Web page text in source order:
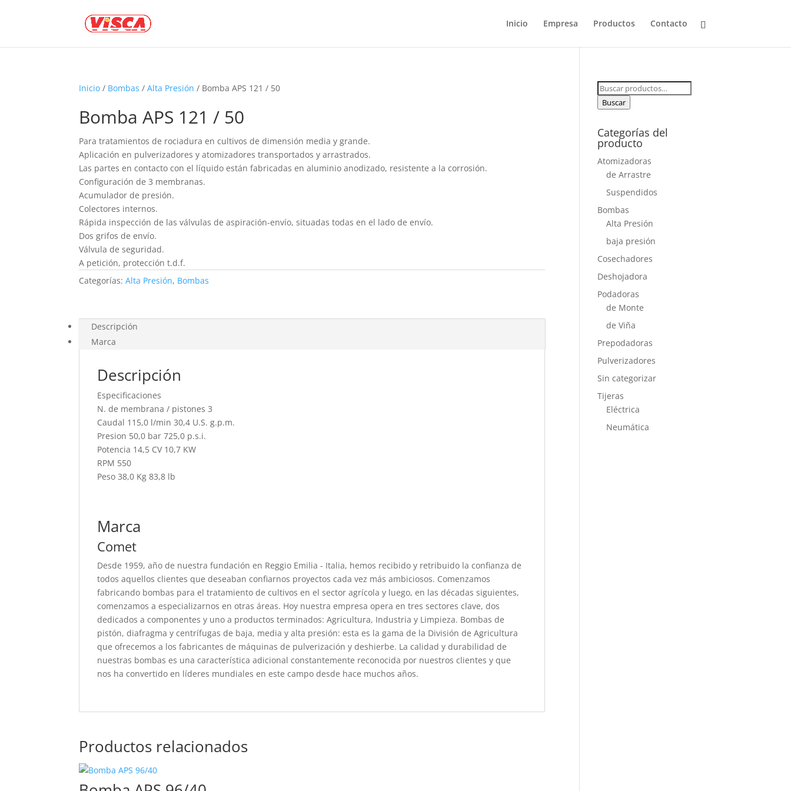
Inicio Empresa Productos Contacto
Inicio / Bombas /Alta Presión / Bomba APS 121 / 50
Bomba APS 121 / 50
Para tratamientos de rociadura en cultivos de dimensión media y grande.
Aplicación en pulverizadores y atomizadores transportados y arrastrados.
Las partes en contacto con el líquido están fabricadas en aluminio anodizado, resistente a la corrosión.
Configuración de 3 membranas.
Acumulador de presión.
Colectores internos.
Rápida inspección de las válvulas de aspiración-envío, situadas todas en el lado de envío.
Dos grifos de envío.
Válvula de seguridad.
A petición, protección t.d.f.
Categorías:Alta Presión, Bombas
Descripción
Marca
Descripción
Especificaciones
N. de membrana / pistones 3
Caudal 115,0 l/min 30,4 U.S. g.p.m.
Presion 50,0 bar 725,0 p.s.i.
Potencia 14,5 CV 10,7 KW
RPM 550
Peso 38,0 Kg 83,8 lb
Marca
Comet
Desde 1959, año de nuestra fundación en Reggio Emilia - Italia, hemos recibido y retribuido la confianza de
todos aquellos clientes que deseaban confiarnos proyectos cada vez más ambiciosos. Comenzamos
fabricando bombas para el tratamiento de cultivos en el sector agrícola y luego, en las décadas siguientes,
comenzamos a especializarnos en otras áreas. Hoy nuestra empresa opera en tres sectores clave, dos
dedicados a componentes y uno a productos terminados: Agricultura, Industria y Limpieza. Bombas de
pistón, diafragma y centrífugas de baja, media y alta presión: esta es la gama de la División de Agricultura
que ofrecemos a los fabricantes de máquinas de pulverización y deshierbe. La calidad y durabilidad de
nuestras bombas es una característica adicional constantemente reconocida por nuestros clientes y que
nos ha convertido en líderes mundiales en este campo desde hace muchos años.
Productos relacionados
Buscar
por:
Buscar
Categorías del
producto
Atomizadoras
de Arrastre
Suspendidos
Bombas
Alta Presión
baja presión
Cosechadores
Deshojadora
Podadoras
de Monte
de Viña
Prepodadoras
Pulverizadores
Sin categorizar
Tijeras
Eléctrica
Neumática